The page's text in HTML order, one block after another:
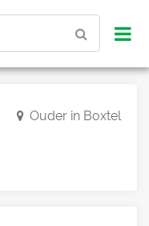
Ouder in Boxtel